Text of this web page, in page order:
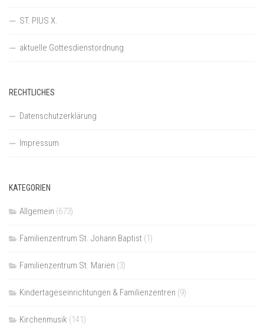
ST. PIUS X.
aktuelle Gottesdienstordnung
RECHTLICHES
Datenschutzerklärung
Impressum
KATEGORIEN
Allgemein (673)
Familienzentrum St. Johann Baptist (1)
Familienzentrum St. Marien (3)
Kindertageseinrichtungen & Familienzentren (9)
Kirchenmusik (141)